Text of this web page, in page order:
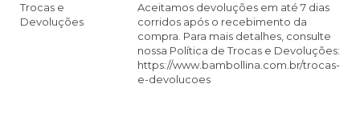
Trocas e
Devoluções
Aceitamos devoluções em até 7 dias
corridos após o recebimento da
compra. Para mais detalhes, consulte
nossa Política de Trocas e Devoluções:
https://www.bambollina.com.br/trocas-
e-devolucoes